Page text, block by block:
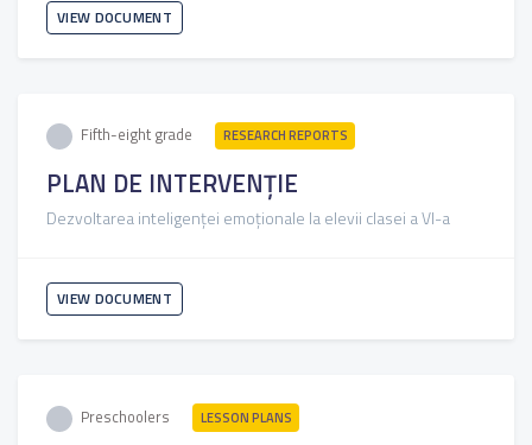
VIEW DOCUMENT
Fifth-eight grade RESEARCH REPORTS
PLAN DE INTERVENȚIE
Dezvoltarea inteligenței emoționale la elevii clasei a VI-a
VIEW DOCUMENT
Preschoolers LESSON PLANS